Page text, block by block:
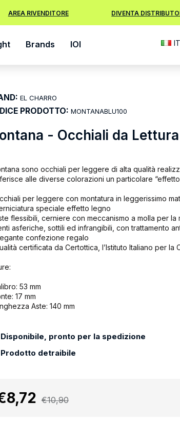
AREA RIVENDITORE DIVENTA
Brands IOI IT
- Occhiali da Lettura
sono occhiali per leggere di alta qualità
alle diverse colorazioni un particolare
per leggere con montatura in leggerissimo
speciale effetto legno
flessibili, cerniere con meccanismo a molla per la
asferiche, sottili ed infrangibili, con trattamento
confezione regalo
certificata da Certottica, l’Istituto Italiano per
53 mm
17 mm
Aste: 140 mm
Disponibile, pronto per la spedizione
Prodotto detraibile
EL CHARRO
PRODOTTO: MONTANABLU100
€10,90